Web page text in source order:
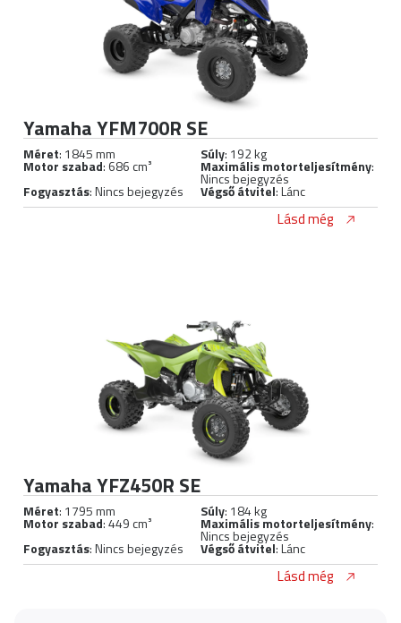
Yamaha YFM700R SE
Méret: 1845 mm Súly: 192 kg
Motor szabad: 686 cm³ Maximális motorteljesítmény:
Nincs bejegyzés
Fogyasztás: Nincs bejegyzés Végső átvitel: Lánc
Lásd még
Yamaha YFZ450R SE
Méret: 1795 mm Súly: 184 kg
Motor szabad: 449 cm³ Maximális motorteljesítmény:
Nincs bejegyzés
Fogyasztás: Nincs bejegyzés Végső átvitel: Lánc
Lásd még